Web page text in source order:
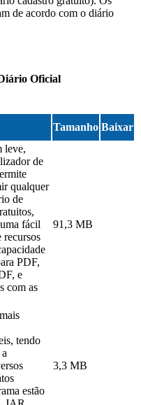
de acordo com o diário
Oficial
Tamanho Baixar
leve,
de
qualquer
de
fácil
recursos
PDF,
e
com as
91,3 MB
tendo
estão
3,3 MB